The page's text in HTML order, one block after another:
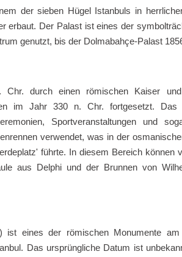
der sieben Hügel Istanbuls in
erbaut. Der Palast ist eines der
genutzt, bis der Dolmabahçe-Palast
Chr. durch einen römischen Kaiser
im Jahr 330 n. Chr. fortgesetzt. Das
Sportveranstaltungen und
verwendet, was in der
führte. In diesem Bereich können
aus Delphi und der Brunnen von
ist eines der römischen Monumente
Das ursprüngliche Datum ist